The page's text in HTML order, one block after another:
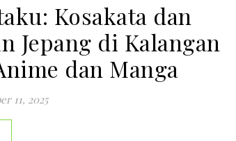
Kosakata dan
Jepang di Kalangan
dan Manga
11, 2025